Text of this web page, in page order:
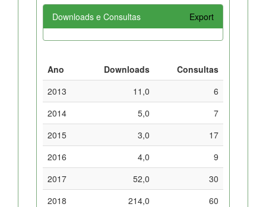
Downloads e Consultas Export
Ano Downloads
Consultas
2013
11,0
6
2014
5,0
7
2015
3,0
17
2016
4,0
9
2017
52,0
30
2018
214,0
60